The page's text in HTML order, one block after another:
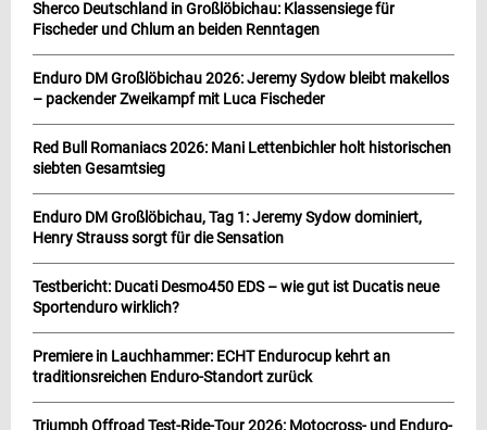
Sherco Deutschland in Großlöbichau: Klassensiege für
Fischeder und Chlum an beiden Renntagen
Enduro DM Großlöbichau 2026: Jeremy Sydow bleibt makellos
– packender Zweikampf mit Luca Fischeder
Red Bull Romaniacs 2026: Mani Lettenbichler holt historischen
siebten Gesamtsieg
Enduro DM Großlöbichau, Tag 1: Jeremy Sydow dominiert,
Henry Strauss sorgt für die Sensation
Testbericht: Ducati Desmo450 EDS – wie gut ist Ducatis neue
Sportenduro wirklich?
Premiere in Lauchhammer: ECHT Endurocup kehrt an
traditionsreichen Enduro-Standort zurück
Triumph Offroad Test-Ride-Tour 2026: Motocross- und Enduro-